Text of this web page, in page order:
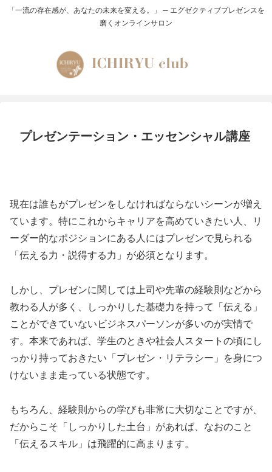
「一流の存在感が、あなたの未来を変える。」 ─ エグゼクティブプレゼンスを
磨くオンラインサロン
プレゼンテーション・エッセンシャル講座
現在は誰もがプレゼンをしなければならないシーンが増え
ています。特にこれからキャリアを高めていきたい人、リ
ーダー的なポジションにある人にはプレゼンで見られる
「伝える力・説得する力」が必須となります。
しかし、プレゼンに関しては上司や先輩の経験則などから
教わる人が多く、しっかりした基礎力を持って「伝える」
ことができていないビジネスパーソンが多いのが実情で
す。本来であれば、学生のときや社会人スタートの頃にし
っかり持っておきたい「プレゼン・リテラシー」を身につ
けないまま走っている状態です。
もちろん、経験則からの学びも非常に大切なことですが、
だからこそ「しっかりした土台」があれば、なおのこと
「伝えるスキル」は飛躍的に高まります。